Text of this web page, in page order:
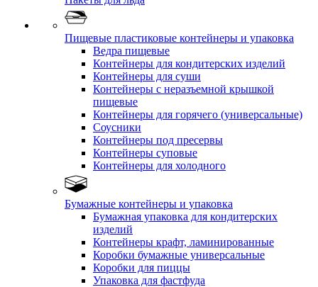
Пищевые пластиковые контейнеры и упаковка
Ведра пищевые
Контейнеры для кондитерских изделий
Контейнеры для суши
Контейнеры с неразъемной крышкой
пищевые
Контейнеры для горячего (универсальные)
Соусники
Контейнеры под пресервы
Контейнеры суповые
Контейнеры для холодного
Бумажные контейнеры и упаковка
Бумажная упаковка для кондитерских
изделий
Контейнеры крафт, ламинированные
Коробки бумажные универсальные
Коробки для пиццы
Упаковка для фастфуда